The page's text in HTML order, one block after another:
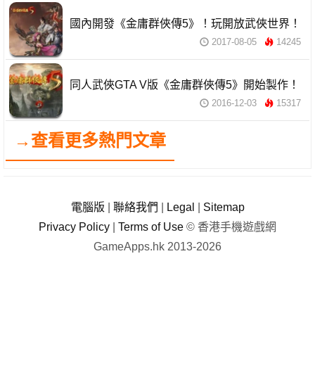
國內開發《金庸群俠傳5》！玩開放武俠世界！
2017-08-05 14245
同人武俠GTA V版《金庸群俠傳5》開始製作！
2016-12-03 15317
→查看更多熱門文章
電腦版 聯絡我們 Legal
Sitemap
Privacy Policy
Terms of Use © 香港手機遊戲網
GameApps.hk 2013-2026